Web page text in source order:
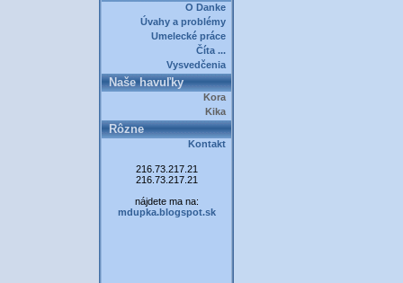
O Danke
Úvahy a problémy
Umelecké práce
Číta ...
Vysvedčenia
Naše havuľky
Kora
Kika
Rôzne
Kontakt
216.73.217.21
216.73.217.21
nájdete ma na:
mdupka.blogspot.sk